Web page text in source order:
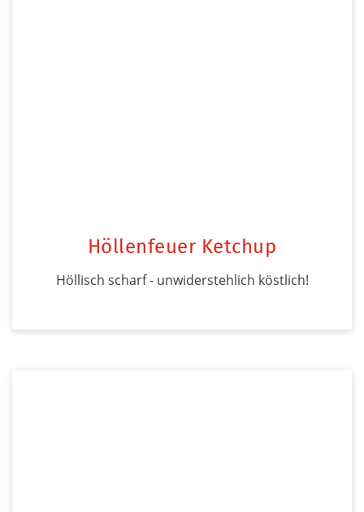
Höllenfeuer Ketchup
Höllisch scharf - unwiderstehlich köstlich!